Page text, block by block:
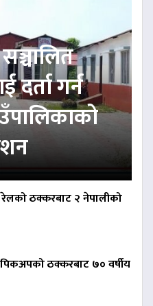
सञ्चालित
दर्ता गर्न
रेलको ठक्करबाट २ नेपालीको
पिकअपको ठक्करबाट ७० वर्षीय